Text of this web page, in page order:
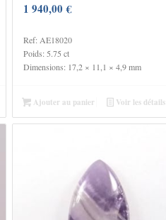
1 940,00€
Ref: AE18020
Poids: 5.75 ct
Dimensions: 17,2 × 11,1 × 4,9 mm
Ajouter au panier Voir les détails